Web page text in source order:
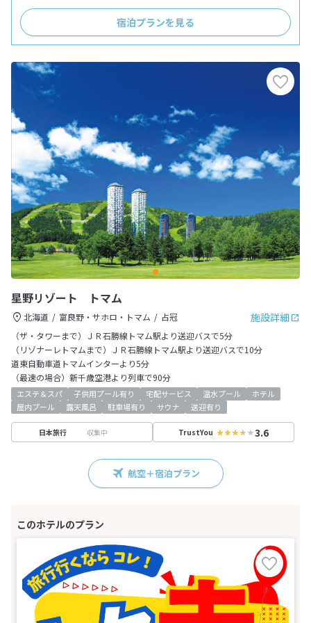
宿泊プランを見る
星野リゾート トマム
施設詳細
北海道 富良野・サホロ・トマム
占冠
（ザ・タワーまで）ＪＲ石勝線トマム駅より送迎バスで5分
（リゾナーレトマムまで）ＪＲ石勝線トマム駅より送迎バスで10分
道東自動車道トマムインターより5分
（最速の場合）新千歳空港より列車で90分
エステ＆スパ 子供用プール有り 宅配サービス 温水プール
ホテル
屋内プール
露天風呂 駐車場有り サウナ 送迎有り
日本旅行 収集中 TrustYou 3.6
航空＋宿泊プラン